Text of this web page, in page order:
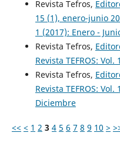
Revista Tefros,
15 (1), enero-junio
1 (2017): Enero -
Revista Tefros,
Revista TEFROS:
Revista Tefros,
Revista TEFROS:
Diciembre
<< < 1 2 3 4 5 6 7 8 9 10 >